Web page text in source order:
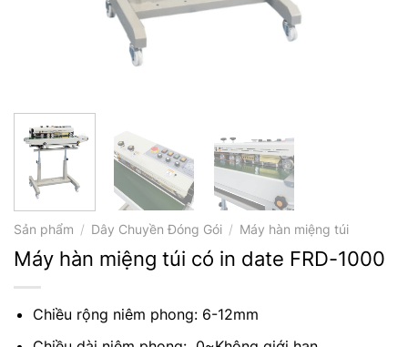
Sản phẩm / Dây Chuyền Đóng Gói / Máy hàn miệng túi
Máy hàn miệng túi có in date FRD-1000
Chiều rộng niêm phong: 6-12mm